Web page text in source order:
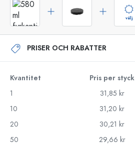
välj
PRISER OCH RABATTER
Kvantitet Pris per styck
1
31,85 kr
10
31,20 kr
20
30,21 kr
50
29,66 kr